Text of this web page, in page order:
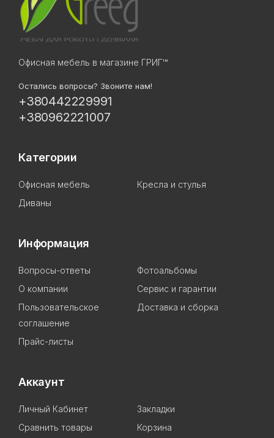
Офисная мебель в магазине ГРИГ™
Остались вопросы? Звоните нам!
+380442229991
+380962221007
Категории
Офисная мебель
Кресла и стулья
Диваны
Информация
Вопросы-ответы
Фотоальбомы
О компании
Сервис и гарантии
Пользовательское
соглашение
Доставка и сборка
Прайс-листы
Аккаунт
Личный Кабинет
Закладки
Сравнить товары
Корзина